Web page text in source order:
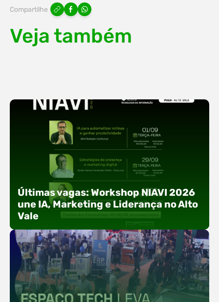
Compartilhe
Veja também
Últimas vagas: Workshop NIAVI 2026
une IA, Marketing e Liderança no Alto
Vale